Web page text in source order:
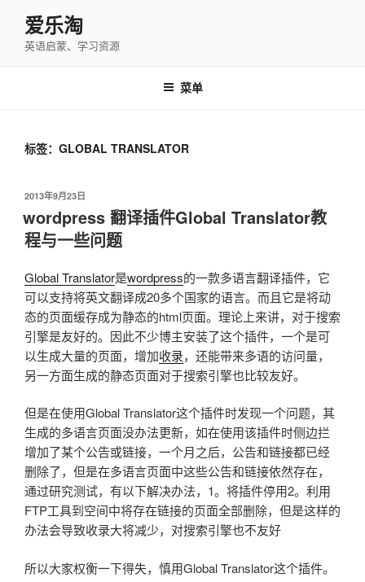
爱乐淘
英语启蒙、学习资源
菜单
标签：GLOBAL TRANSLATOR
发
于
2013年9月23日
wordpress 翻译插件Global Translator教
程与一些问题
Global Translator是wordpress的一款多语言翻译插件，它
可以支持将英文翻译成20多个国家的语言。而且它是将动
态的页面缓存成为静态的html页面。理论上来讲，对于搜索
引擎是友好的。因此不少博主安装了这个插件，一个是可
以生成大量的页面，增加收录，还能带来多语的访问量，
另一方面生成的静态页面对于搜索引擎也比较友好。
但是在使用Global Translator这个插件时发现一个问题，其
生成的多语言页面没办法更新，如在使用该插件时侧边拦
增加了某个公告或链接，一个月之后，公告和链接都已经
删除了，但是在多语言页面中这些公告和链接依然存在，
通过研究测试，有以下解决办法，1。将插件停用2。利用
FTP工具到空间中将存在链接的页面全部删除，但是这样的
办法会导致收录大将减少，对搜索引擎也不友好
所以大家权衡一下得失，慎用Global Translator这个插件。